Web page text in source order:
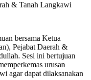
& Tanah Langkawi
bersama Ketua
Pejabat Daerah &
Sesi ini bertujuan
urusan
agar dapat dilaksanakan